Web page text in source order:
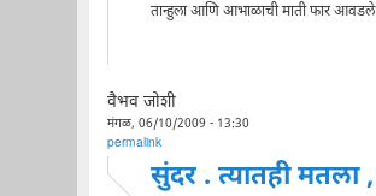
तान्हुला आणि आभाळाची माती फार आवडले
वैभव जोशी
मंगळ, 06/10/2009 - 13:30
permalink
सुंदर . त्यातही मतला ,